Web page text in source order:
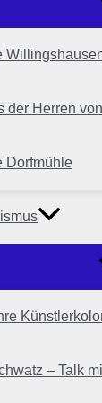
der Herren
Dorfmühle
– Talk